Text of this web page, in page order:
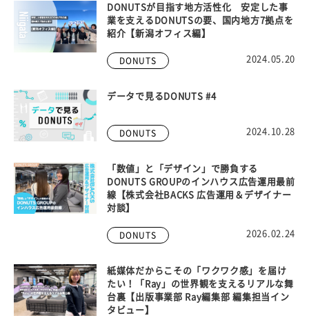
DONUTS 2024.05.20
DONUTSが目指す地方活性化 安定した事
業を支えるDONUTSの要、国内地方7拠点を
紹介【新潟オフィス編】
DONUTS 2024.10.28
データで見るDONUTS #4
DONUTS 2026.02.24
「数値」と「デザイン」で勝負する
DONUTS GROUPのインハウス広告運用最前
線【株式会社BACKS 広告運用＆デザイナー
対談】
紙媒体だからこその「ワクワク感」を届け
たい！「Ray」の世界観を支えるリアルな舞
台裏【出版事業部 Ray編集部 編集担当イン
タビュー】